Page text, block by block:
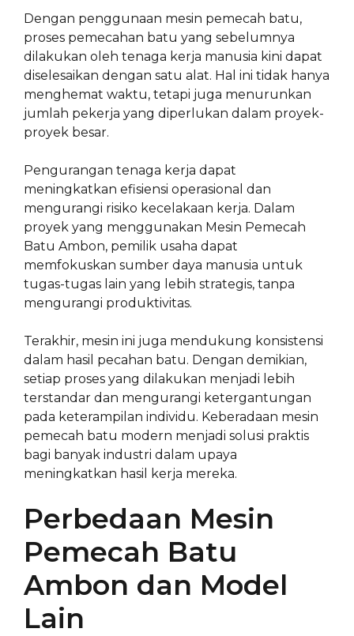
Dengan penggunaan mesin pemecah batu,
proses pemecahan batu yang sebelumnya
dilakukan oleh tenaga kerja manusia kini dapat
diselesaikan dengan satu alat. Hal ini tidak hanya
menghemat waktu, tetapi juga menurunkan
jumlah pekerja yang diperlukan dalam proyek-
proyek besar.
Pengurangan tenaga kerja dapat
meningkatkan efisiensi operasional dan
mengurangi risiko kecelakaan kerja. Dalam
proyek yang menggunakan Mesin Pemecah
Batu Ambon, pemilik usaha dapat
memfokuskan sumber daya manusia untuk
tugas-tugas lain yang lebih strategis, tanpa
mengurangi produktivitas.
Terakhir, mesin ini juga mendukung konsistensi
dalam hasil pecahan batu. Dengan demikian,
setiap proses yang dilakukan menjadi lebih
terstandar dan mengurangi ketergantungan
pada keterampilan individu. Keberadaan mesin
pemecah batu modern menjadi solusi praktis
bagi banyak industri dalam upaya
meningkatkan hasil kerja mereka.
Perbedaan Mesin
Pemecah Batu
Ambon dan Model
Lain